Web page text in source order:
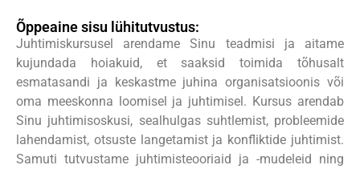
Õppeaine sisu lühitutvustus:
Juhtimiskursusel arendame Sinu teadmisi ja aitame
kujundada hoiakuid, et saaksid toimida tõhusalt
esmatasandi ja keskastme juhina organisatsioonis või
oma meeskonna loomisel ja juhtimisel. Kursus arendab
Sinu juhtimisoskusi, sealhulgas suhtlemist, probleemide
lahendamist, otsuste langetamist ja konfliktide juhtimist.
Samuti tutvustame juhtimisteooriaid ja -mudeleid ning